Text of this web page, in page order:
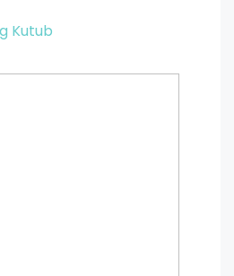
Kutub